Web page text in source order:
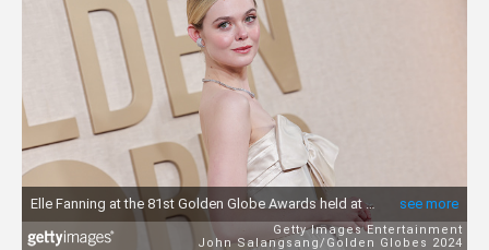
シンシア・エリヴォ スカーレット・ヨハンソン
ストレンジャー・シングス5 スパイダーマン
セイディー・シンク ゼンデイヤ
ダークナイト ライジング タイタニック
ティモシー・シャラメ トーマシン・マッケンジー